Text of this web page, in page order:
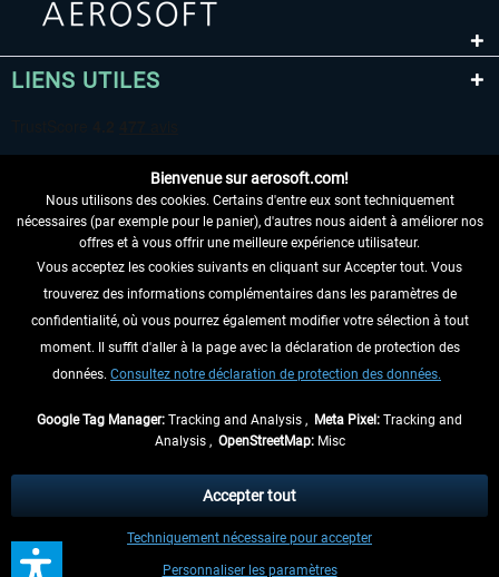
LIENS UTILES
RENONCER AU CONTRAT ICI
INFORMATIONS
NE MANQUEZ PAS LES DERNIÈRES
échéant, frais de remboursement, si aucune description contraire.
** S'applique aux envois vers l'Allemagne. Pour les autres pays, veuillez
consulter lesinformations d'expédition.
Bienvenue sur aerosoft.com!
Nous utilisons des cookies. Certains d'entre eux sont techniquement
nécessaires (par exemple pour le panier), d'autres nous aident à améliorer nos
offres et à vous offrir une meilleure expérience utilisateur.
Vous acceptez les cookies suivants en cliquant sur Accepter tout. Vous
trouverez des informations complémentaires dans les paramètres de
confidentialité, où vous pourrez également modifier votre sélection à tout
moment. Il suffit d'aller à la page avec la déclaration de protection des
données. Consultez notre déclaration de protection des données.
Google Tag Manager: Tracking and Analysis , Meta Pixel: Tracking and
Analysis , OpenStreetMap:Misc
Personnaliser les paramètres
Techniquement nécessaire pour accepter
Accepter tout